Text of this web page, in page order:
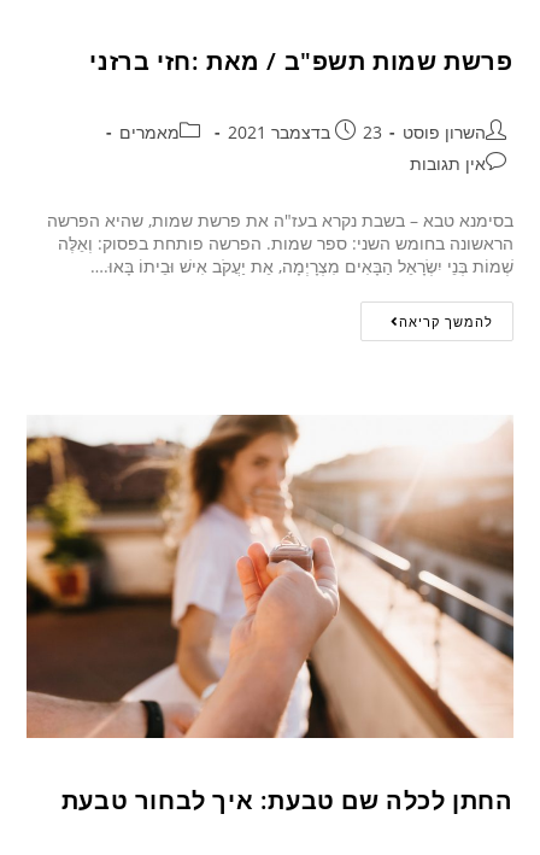
פרשת שמות תשפ"ב / מאת :חזי ברזני
השרון פוסט 23 בדצמבר 2021
מאמרים
אין תגובות
בסימנא טבא – בשבת נקרא בעז"ה את פרשת שמות, שהיא הפרשה
הראשונה בחומש השני: ספר שמות. הפרשה פותחת בפסוק: וְאֵלֶּה
שְׁמוֹת בְּנֵי יִשְׂרָאֵל הַבָּאִים מִצְרָיְמָה, אֵת יַעֲקֹב אִישׁ וּבֵיתוֹ בָּאוּ.…
להמשך קריאה
החתן לכלה שם טבעת: איך לבחור טבעת